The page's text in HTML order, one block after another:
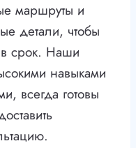
маршруты и
детали, чтобы
в срок. Наши
навыками
всегда готовы